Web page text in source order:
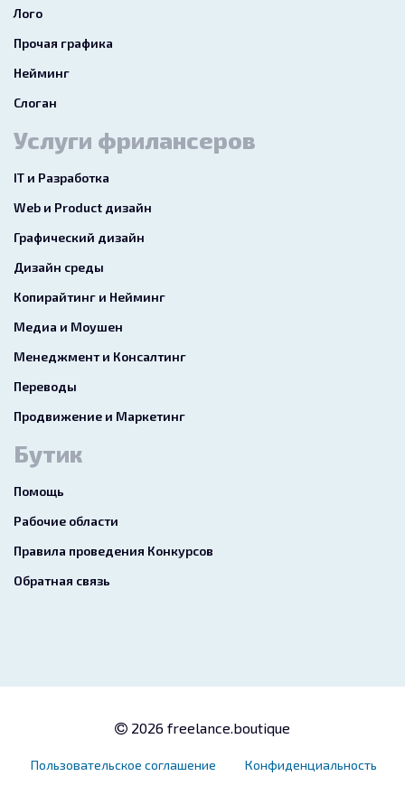
Лого
Прочая графика
Нейминг
Слоган
Услуги фрилансеров
IT и Разработка
Web и Product дизайн
Графический дизайн
Дизайн среды
Копирайтинг и Нейминг
Медиа и Моушен
Менеджмент и Консалтинг
Переводы
Продвижение и Маркетинг
Бутик
Помощь
Рабочие области
Правила проведения Конкурсов
Обратная связь
2026 freelance.boutique
Пользовательское соглашение Конфиденциальность